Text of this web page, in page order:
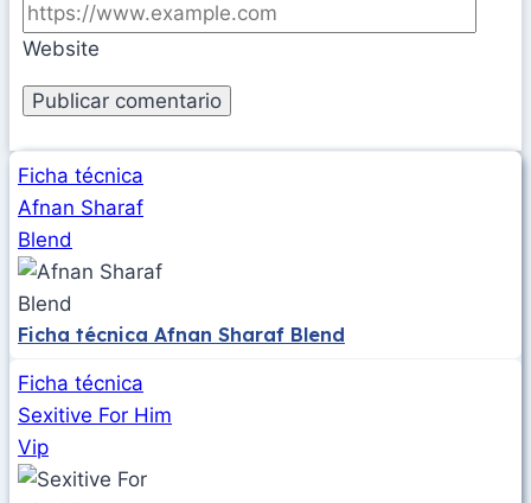
Website
Ficha técnica
Afnan Sharaf
Blend
Ficha técnica Afnan Sharaf Blend
Ficha técnica
Sexitive For Him
Vip